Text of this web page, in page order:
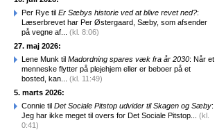
Per Rye til Er Sæbys historie ved at blive revet ned?:
Læserbrevet har Per Østergaard, Sæby, som afsender
på vegne af... (kl. 8:06)
27. maj 2026:
Lene Munk til Madordning spares væk fra år 2030: Når et
menneske flytter på plejehjem eller er beboer på et
bosted, kan... (kl. 11:49)
5. marts 2026:
Connie til Det Sociale Pitstop udvider til Skagen og Sæby:
Jeg har ikke meget til overs for Det Sociale Pitstop... (kl.
0:41)